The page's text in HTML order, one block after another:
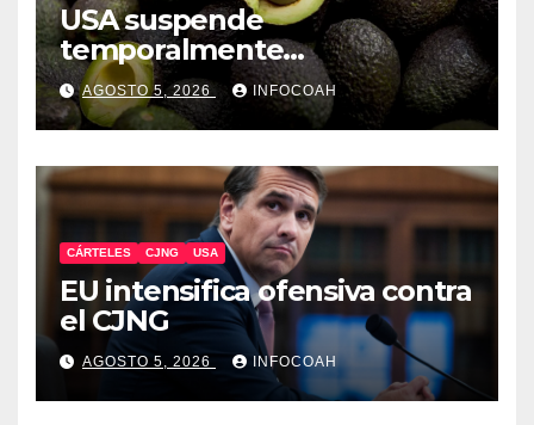
USA suspende
temporalmente
exportaciones de aguacate
michoacano
AGOSTO 5, 2026 INFOCOAH
CÁRTELES CJNG USA
EU intensifica ofensiva contra
el CJNG
AGOSTO 5, 2026 INFOCOAH